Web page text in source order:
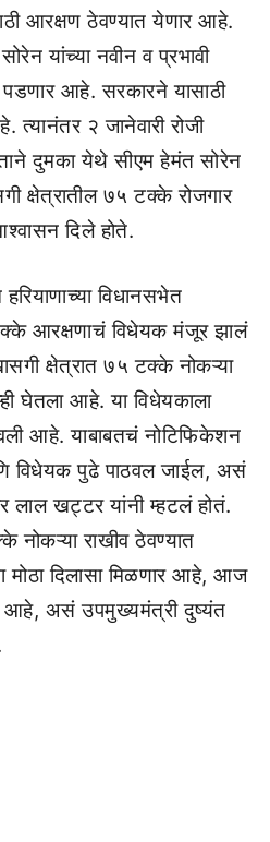
आरक्षण ठेवण्यात येणार आहे.
यांच्या नवीन व प्रभावी
आहे. सरकारने यासाठी
२ जानेवारी रोजी
दुमका येथे सीएम हेमंत सोरेन
क्षेत्रातील ७५ टक्के रोजगार
दिले होते.
हरियाणाच्या विधानसभेत
आरक्षणाचं विधेयक मंजूर झालं
क्षेत्रात ७५ टक्के नोकऱ्या
घेतला आहे. या विधेयकाला
आहे. याबाबतचं नोटिफिकेशन
विधेयक पुढे पाठवल जाईल, असं
लाल खट्टर यांनी म्हटलं होतं.
नोकऱ्या राखीव ठेवण्यात
मोठा दिलासा मिळणार आहे, आज
आहे, असं उपमुख्यमंत्री दुष्यंत